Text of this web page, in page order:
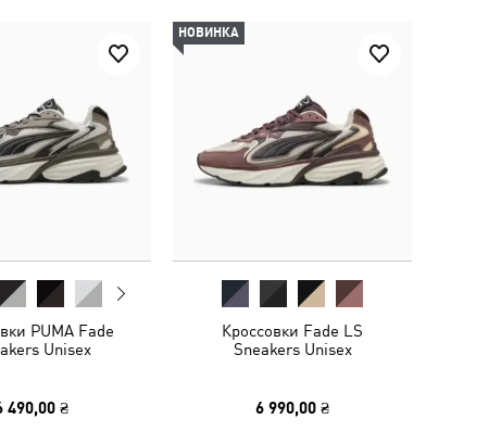
PUMA Fade
Unisex
490,00 ₴
НОВИНКА
Кроссовки Fade LS
Sneakers Unisex
6 990,00 ₴